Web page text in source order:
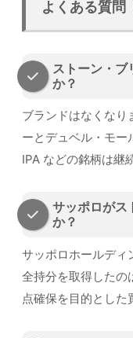
よくある質問
ストーン・ブ
か？
ブランドはなくなり
ーとデュベル・モー
IPA などの銘柄は継
サッポロがス
か？
サッポロホールディ
全持分を取得した
点確保を目的とした